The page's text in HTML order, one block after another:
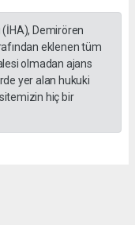
(İHA), Demirören
eklenen tüm
olmadan ajans
yer alan hukuki
hiç bir